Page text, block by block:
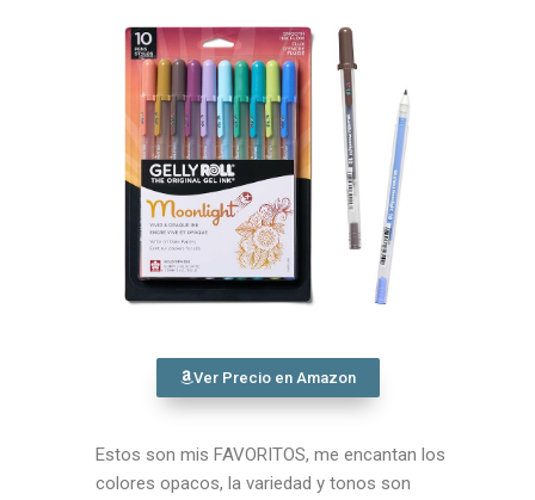
Ver Precio en Amazon
Estos son mis FAVORITOS, me encantan los
colores opacos, la variedad y tonos son